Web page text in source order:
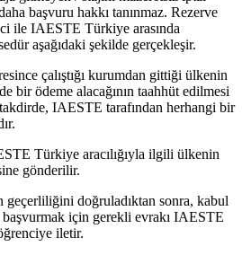
başvuru hakkı tanınmaz. Rezerve
ile IAESTE Türkiye arasında
aşağıdaki şekilde gerçekleşir.
çalıştığı kurumdan gittiği ülkenin
bir ödeme alacağının taahhüt edilmesi
IAESTE tarafından herhangi bir
Türkiye aracılığıyla ilgili ülkenin
gönderilir.
geçerliliğini doğruladıktan sonra, kabul
için gerekli evrakı IAESTE
iletir.